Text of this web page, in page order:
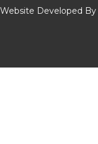
Website Developed By